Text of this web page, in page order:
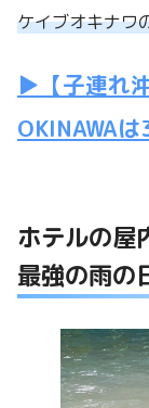
ケイブオキナワ
▶【子連れ
OKINAWA
ホテルの屋
最強の雨の